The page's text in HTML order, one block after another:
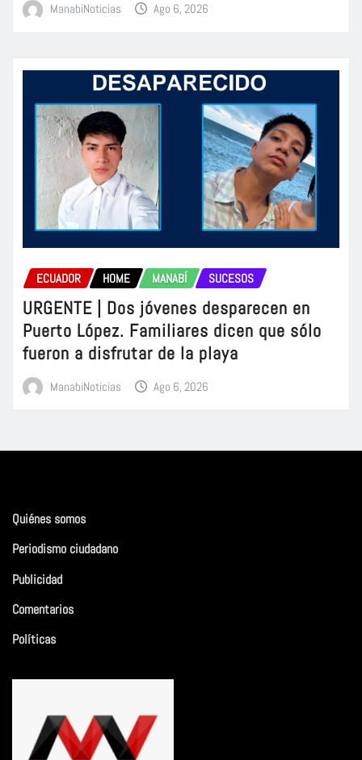
ManabiNoticias Ago 6, 2026
ECUADOR HOME MANABÍ SUCESOS
URGENTE | Dos jóvenes desparecen en
Puerto López. Familiares dicen que sólo
fueron a disfrutar de la playa
ManabiNoticias Ago 6, 2026
Quiénes somos
Periodismo ciudadano
Publicidad
Comentarios
Políticas